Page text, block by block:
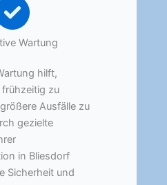
Wartung
hilft,
zu
Ausfälle zu
gezielte
in Bliesdorf
Sicherheit und